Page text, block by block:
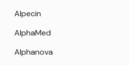
Alpecin
AlphaMed
Alphanova